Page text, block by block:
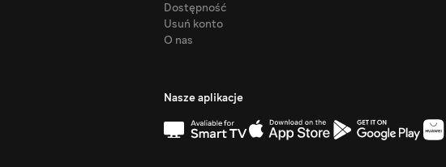
Dostępność
Usuń konto
O nas
Nasze aplikacje